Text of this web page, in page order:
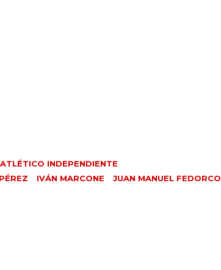
INDEPENDIENTE
IVÁN MARCONE
JUAN MANUEL FEDORCO